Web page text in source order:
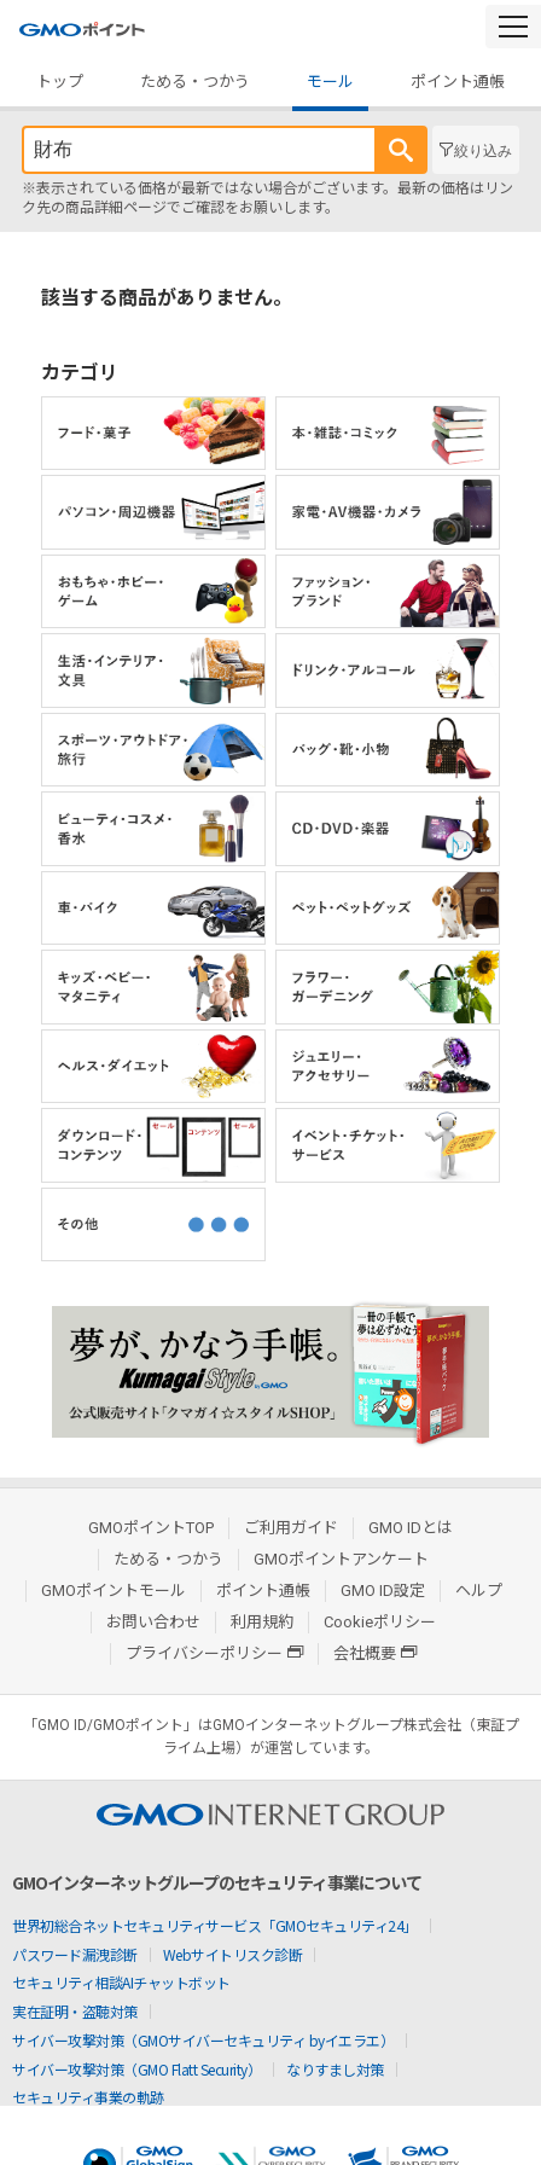
トップ
ためる・つかう モール ポイント通帳
絞り込み
※表示されている価格が最新ではない場合がございます。最新の価格はリン
ク先の商品詳細ページでご確認をお願いします。
該当する商品がありません。
カテゴリ
GMOポイントTOP ご利用ガイド
GMO IDとは
ためる・つかう
GMOポイントアンケート
GMOポイントモール
ポイント通帳 GMO ID設定
ヘルプ
お問い合わせ
利用規約
Cookieポリシー
プライバシーポリシー
会社概要
「GMO ID/GMOポイント」はGMOインターネットグループ株式会社（東証プ
ライム上場）が運営しています。
GMOインターネットグループのセキュリティ事業について
世界初総合ネットセキュリティサービス「GMOセキュリティ24」
パスワード漏洩診断
Webサイトリスク診断
セキュリティ相談AIチャットボット
実在証明・盗聴対策
サイバー攻撃対策（GMOサイバーセキュリティ byイエラエ）
サイバー攻撃対策（GMO Flatt Security）
なりすまし対策
セキュリティ事業の軌跡